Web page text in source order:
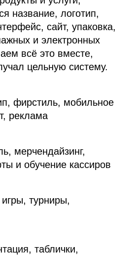
название, логотип,
сайт, упаковка,
и электронных
всё это вместе,
цельную систему.
фирстиль, мобильное
реклама
мерчендайзинг,
и обучение кассиров
турниры,
таблички,